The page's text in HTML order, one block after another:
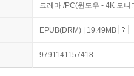
크레마 /PC(윈도우 - 4K 모
EPUB(DRM) | 19.49MB
9791141157418